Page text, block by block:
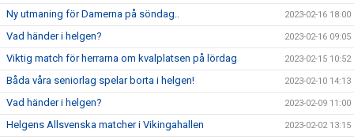
Ny utmaning för Damerna på söndag.. 2023-02-16 18:00
Vad händer i helgen? 2023-02-16 09:05
Viktig match för herrarna om kvalplatsen på lördag 2023-02-15 10:52
Båda våra seniorlag spelar borta i helgen! 2023-02-10 14:13
Vad händer i helgen? 2023-02-09 11:00
Helgens Allsvenska matcher i Vikingahallen 2023-02-02 13:15